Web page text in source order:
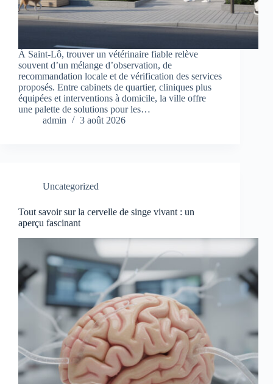
À Saint-Lô, trouver un vétérinaire fiable relève
souvent d’un mélange d’observation, de
recommandation locale et de vérification des services
proposés. Entre cabinets de quartier, cliniques plus
équipées et interventions à domicile, la ville offre
une palette de solutions pour les…
admin
3 août 2026
Uncategorized
Tout savoir sur la cervelle de singe vivant : un
aperçu fascinant